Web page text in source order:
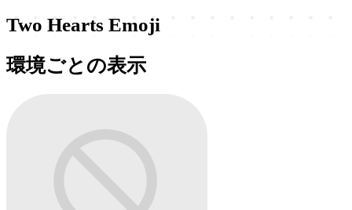
Two Hearts Emoji
環境ごとの表示